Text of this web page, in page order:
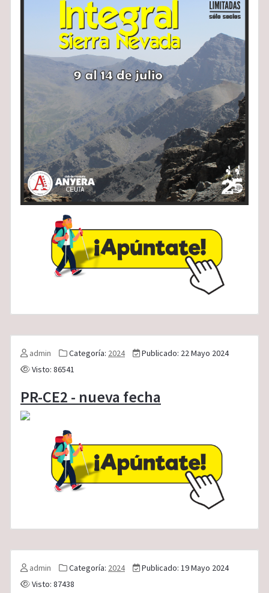
admin Categoría: 2024
Publicado: 22 Mayo 2024
Visto: 86541
PR-CE2 - nueva fecha
admin Categoría: 2024
Publicado: 19 Mayo 2024
Visto: 87438